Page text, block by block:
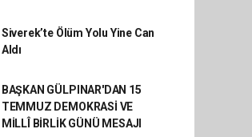
Siverek’te Ölüm Yolu Yine Can
Aldı
BAŞKAN GÜLPINAR'DAN 15
TEMMUZ DEMOKRASİ VE
MİLLÎ BİRLİK GÜNÜ MESAJI